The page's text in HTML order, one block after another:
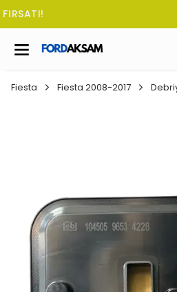
TÜM SİPARİŞLERDE
Fiesta Fiesta 2008-2017